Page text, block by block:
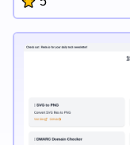
驱动的房地产洞见,在